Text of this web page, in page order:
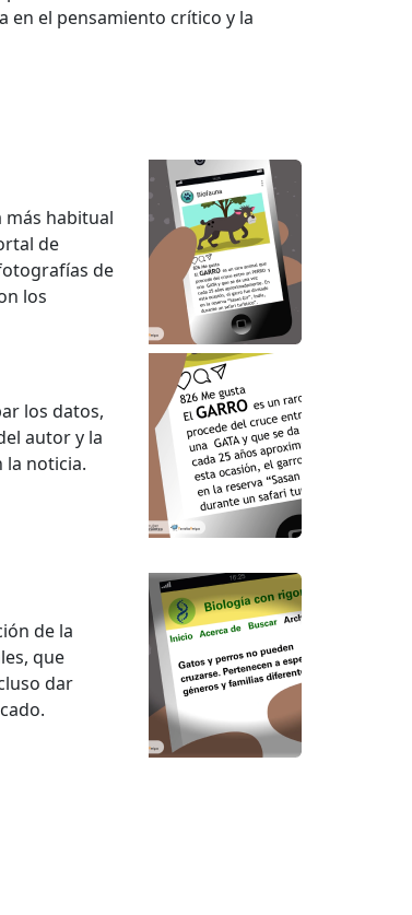
en el pensamiento crítico y la
más habitual
de
de
los
los datos,
autor y la
la noticia.
de la
que
dar